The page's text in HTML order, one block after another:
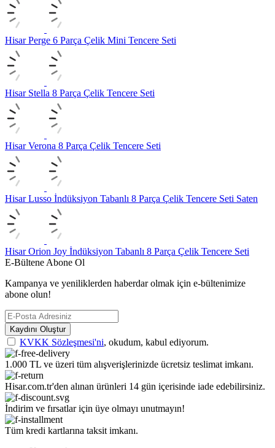
Hisar Perge 6 Parça Çelik Mini Tencere Seti
Hisar Stella 8 Parça Çelik Tencere Seti
Hisar Verona 8 Parça Çelik Tencere Seti
Hisar Lusso İndüksiyon Tabanlı 8 Parça Çelik Tencere Seti Saten
Hisar Orion Joy İndüksiyon Tabanlı 8 Parça Çelik Tencere Seti
E-Bültene Abone Ol
Kampanya ve yeniliklerden haberdar olmak için e-bültenimize
abone olun!
Kaydını Oluştur
KVKK Sözleşmesi'ni, okudum, kabul ediyorum.
1.000 TL ve üzeri tüm alışverişlerinizde ücretsiz teslimat imkanı.
Hisar.com.tr'den alınan ürünleri 14 gün içerisinde iade edebilirsiniz.
İndirim ve fırsatlar için üye olmayı unutmayın!
Tüm kredi kartlarına taksit imkanı.